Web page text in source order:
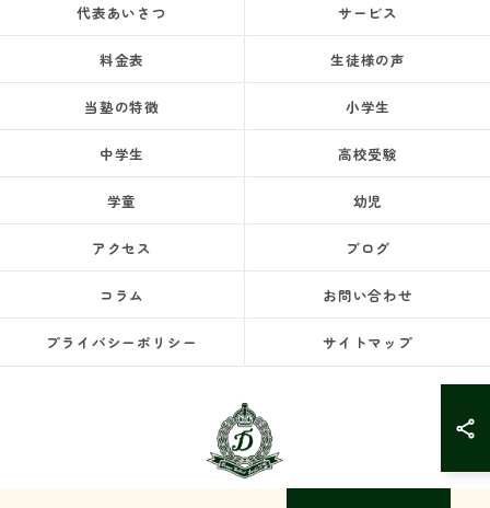
代表あいさつ サービス
料金表 生徒様の声
当塾の特徴 小学生
中学生 高校受験
学童 幼児
アクセス ブログ
コラム お問い合わせ
プライバシーポリシー サイトマップ